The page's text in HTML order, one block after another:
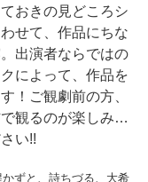
おきの見どころシ
せて、作品にちな
出演者ならではの
によって、作品を
！ご観劇前の方、
観るのが楽しみ…
い!!
ずと、詩ちづる、大希